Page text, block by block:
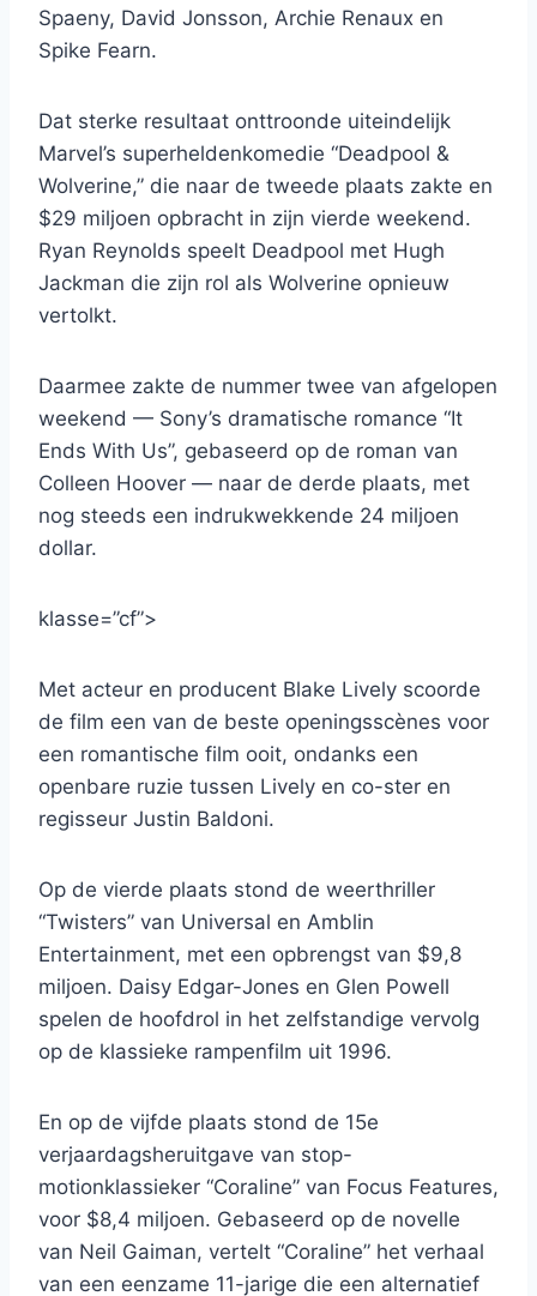
Spaeny, David Jonsson, Archie Renaux en
Spike Fearn.
Dat sterke resultaat onttroonde uiteindelijk
Marvel’s superheldenkomedie “Deadpool &
Wolverine,” die naar de tweede plaats zakte en
$29 miljoen opbracht in zijn vierde weekend.
Ryan Reynolds speelt Deadpool met Hugh
Jackman die zijn rol als Wolverine opnieuw
vertolkt.
Daarmee zakte de nummer twee van afgelopen
weekend — Sony’s dramatische romance “It
Ends With Us”, gebaseerd op de roman van
Colleen Hoover — naar de derde plaats, met
nog steeds een indrukwekkende 24 miljoen
dollar.
klasse=”cf”>
Met acteur en producent Blake Lively scoorde
de film een ​​van de beste openingsscènes voor
een romantische film ooit, ondanks een
openbare ruzie tussen Lively en co-ster en
regisseur Justin Baldoni.
Op de vierde plaats stond de weerthriller
“Twisters” van Universal en Amblin
Entertainment, met een opbrengst van $9,8
miljoen. Daisy Edgar-Jones en Glen Powell
spelen de hoofdrol in het zelfstandige vervolg
op de klassieke rampenfilm uit 1996.
En op de vijfde plaats stond de 15e
verjaardagsheruitgave van stop-
motionklassieker “Coraline” van Focus Features,
voor $8,4 miljoen. Gebaseerd op de novelle
van Neil Gaiman, vertelt “Coraline” het verhaal
van een eenzame 11-jarige die een alternatief